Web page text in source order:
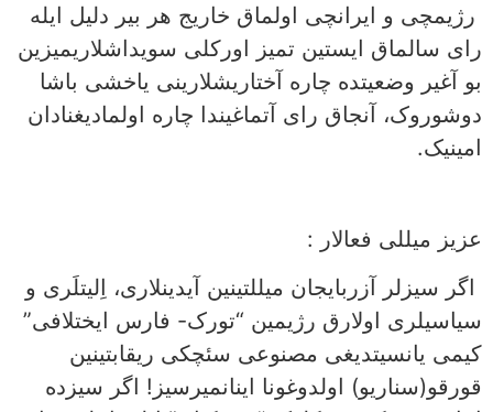
رژیمچی و ایرانچی اولماق خاریج هر بیر دلیل ایله
رای سالماق ایستین تمیز اورکلی سویداشلاریمیزین
بو آغیر وضعیتده چاره آختاریشلارینی یاخشی باشا
دوشوروک، آنجاق رای آتماغیندا چاره اولمادیغنادان
امینیک.
عزیز میللی فعالار :
اگر سیزلر آزربایجان میللتینین آیدینلاری، اِلیتلَری و
سیاسیلری اولارق رژیمین “تورک- فارس ایختلافی”
کیمی یانسیتدیغی مصنوعی سئچکی ریقابتینین
قورقو(سناریو) اولدوغونا اینانمیرسیز! اگر سیزده